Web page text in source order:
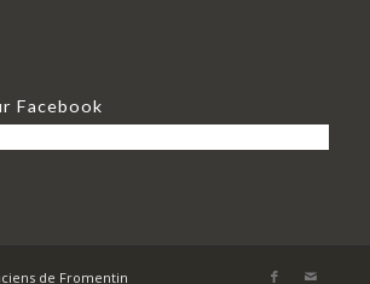
Facebook
de Fromentin